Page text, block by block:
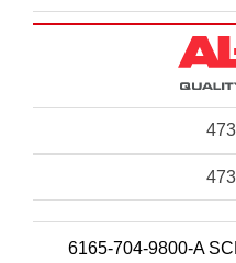
6165-704-9800-A